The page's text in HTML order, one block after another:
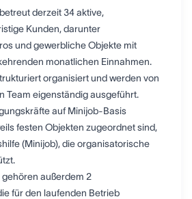
derzeit 34 aktive,
Kunden, darunter
und gewerbliche Objekte mit
monatlichen Einnahmen.
organisiert und werden von
Team eigenständig ausgeführt.
auf Minijob-Basis
festen Objekten zugeordnet sind,
(Minijob), die organisatorische
außerdem 2
für den laufenden Betrieb